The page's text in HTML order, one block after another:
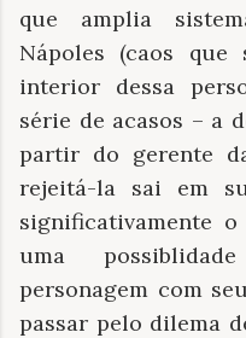
que amplia
Nápoles (caos que
interior dessa
série de acasos – a
partir do gerente
rejeitá-la sai em
significativamente
uma
personagem com
passar pelo dilema